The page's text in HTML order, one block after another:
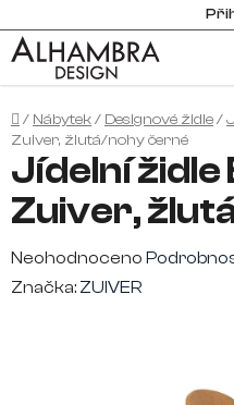
na
obsah
Domů
/ Nábytek/ Designové židle/
Zuiver, žlutá/nohy černé
Jídelní židle
Zuiver,
Průměrné
hodnocení
Neohodnoceno
Značka: ZUIVER